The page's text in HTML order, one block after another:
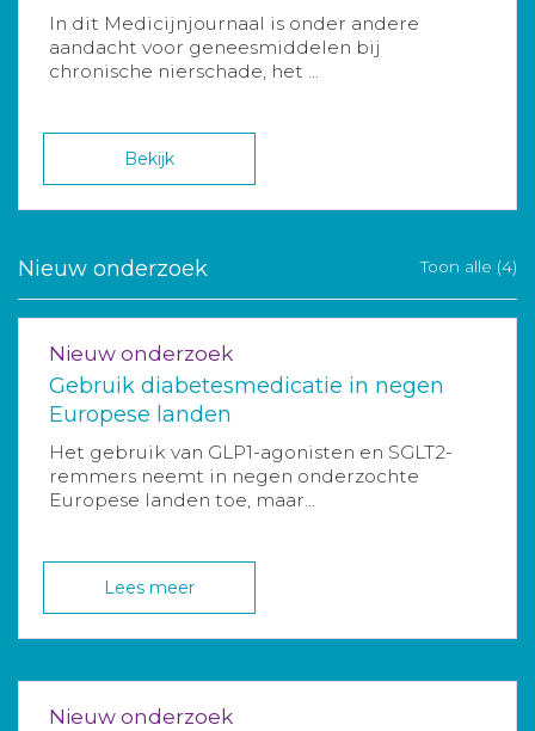
In dit Medicijnjournaal is onder andere
aandacht voor geneesmiddelen bij
chronische nierschade, het ...
Bekijk
Nieuw onderzoek Toon alle (4)
Nieuw onderzoek
Gebruik diabetesmedicatie in negen
Europese landen
Het gebruik van GLP1-agonisten en SGLT2-
remmers neemt in negen onderzochte
Europese landen toe, maar...
Lees meer
Nieuw onderzoek